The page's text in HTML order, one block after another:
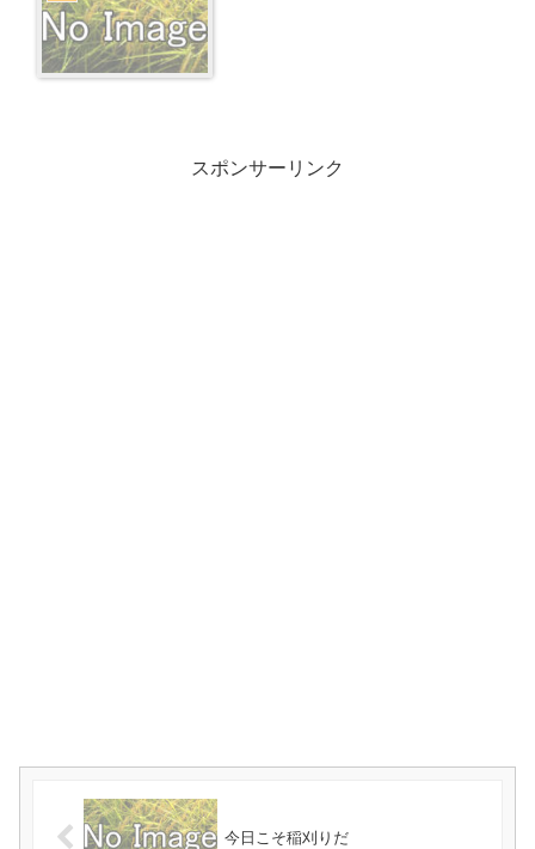
スポンサーリンク
今日こそ稲刈りだ